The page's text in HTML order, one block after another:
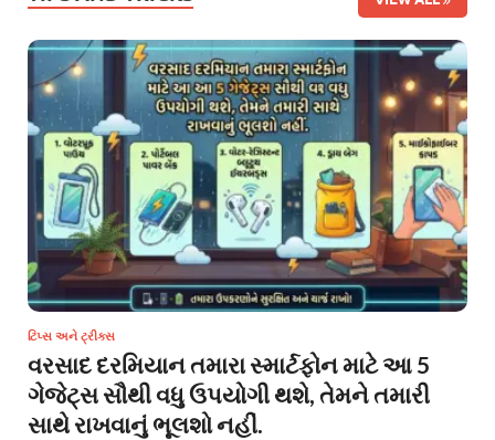
ટિપ્સ અને ટ્રીક્સ
વરસાદ દરમિયાન તમારા સ્માર્ટફોન માટે આ 5
ગેજેટ્સ સૌથી વધુ ઉપયોગી થશે, તેમને તમારી
સાથે રાખવાનું ભૂલશો નહીં.